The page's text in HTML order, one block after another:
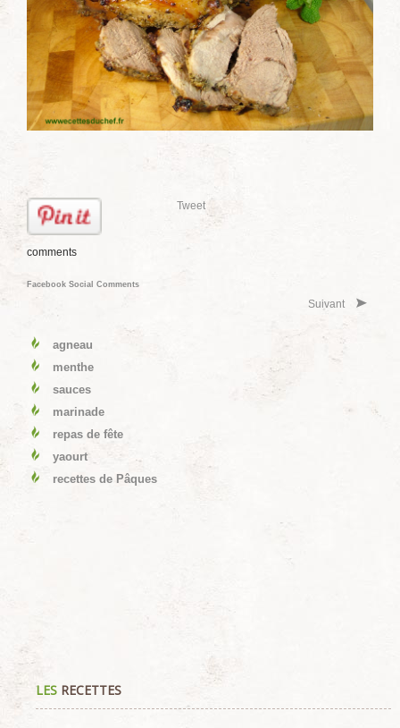
Tweet
comments
Facebook Social Comments
Suivant
agneau
menthe
sauces
marinade
repas de fête
yaourt
recettes de Pâques
LES RECETTES